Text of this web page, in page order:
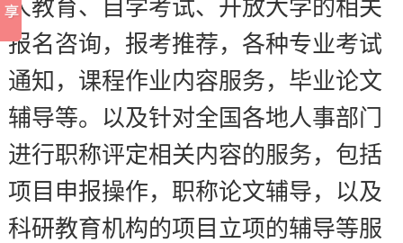
人教育、自学考试、开放大学的相关
报名咨询，报考推荐，各种专业考试
通知，课程作业内容服务，毕业论文
辅导等。以及针对全国各地人事部门
进行职称评定相关内容的服务，包括
项目申报操作，职称论文辅导，以及
科研教育机构的项目立项的辅导等服